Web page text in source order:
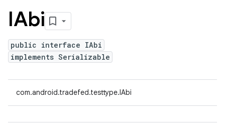
IAbi
public interface IAbi
implements Serializable
com.android.tradefed.testtype.IAbi